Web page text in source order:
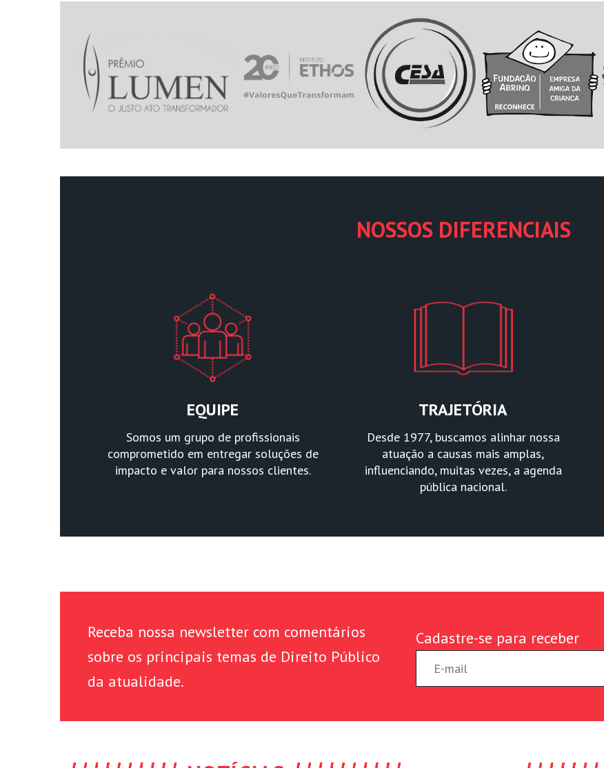
NOSSOS DIFERENCIAIS
EQUIPE
Somos um grupo de profissionais
comprometido em entregar soluções de
impacto e valor para nossos clientes.
TRAJETÓRIA
Desde 1977, buscamos alinhar nossa
atuação a causas mais amplas,
influenciando, muitas vezes, a agenda
pública nacional.
Receba nossa newsletter com comentários
sobre os principais temas de Direito Público
da atualidade.
Cadastre-se para receber